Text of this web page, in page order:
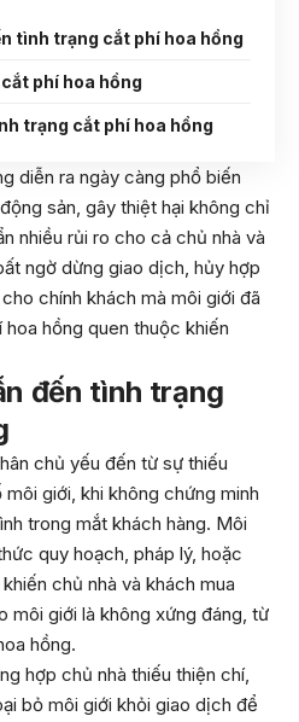
tình trạng cắt phí hoa hồng
phí hoa hồng
trạng cắt phí hoa hồng
diễn ra ngày càng phổ biến
sản, gây thiệt hại không chỉ
nhiều rủi ro cho cả chủ nhà và
ngờ dừng giao dịch, hủy hợp
chính khách mà môi giới đã
hồng quen thuộc khiến
đến tình trạng
chủ yếu đến từ sự thiếu
giới, khi không chứng minh
trong mắt khách hàng. Môi
quy hoạch, pháp lý, hoặc
chủ nhà và khách mua
môi giới là không xứng đáng, từ
hồng.
hợp chủ nhà thiếu thiện chí,
bỏ môi giới khỏi giao dịch để